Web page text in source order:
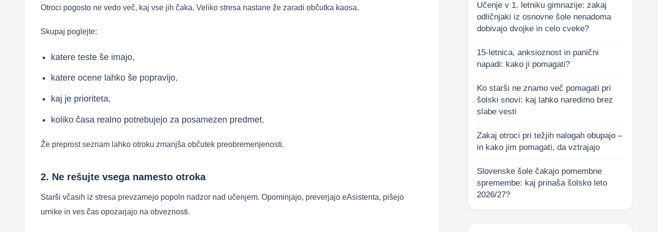
Otroci pogosto ne vedo več, kaj vse jih čaka. Veliko stresa nastane že zaradi občutka kaosa.
Skupaj poglejte:
katere teste še imajo,
katere ocene lahko še popravijo,
kaj je prioriteta,
koliko časa realno potrebujejo za posamezen predmet.
Že preprost seznam lahko otroku zmanjša občutek preobremenjenosti.
2. Ne rešujte vsega namesto otroka
Starši včasih iz stresa prevzamejo popoln nadzor nad učenjem. Opominjajo, preverjajo eAsistenta, pišejo
urnike in ves čas opozarjajo na obveznosti.
Učenje v 1. letniku gimnazije: zakaj
odličnjaki iz osnovne šole nenadoma
dobivajo dvojke in celo cveke?
15-letnica, anksioznost in panični
napadi: kako ji pomagati?
Ko starši ne znamo več pomagati pri
šolski snovi: kaj lahko naredimo brez
slabe vesti
Zakaj otroci pri težjih nalogah obupajo –
in kako jim pomagati, da vztrajajo
Slovenske šole čakajo pomembne
spremembe: kaj prinaša šolsko leto
2026/27?